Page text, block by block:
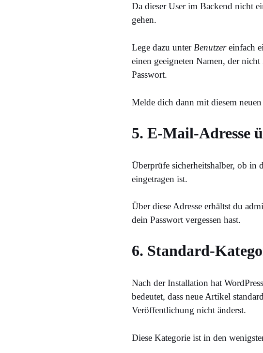
Da dieser User im Backend nicht
gehen.
Lege dazu unter Benutzereinfach
einen geeigneten Namen, der
Passwort.
Melde dich dann mit diesem
5. E-Mail-Adresse
Überprüfe sicherheitshalber, ob in
eingetragen ist.
Über diese Adresse erhältst du
dein Passwort vergessen hast.
6. Standard-
Nach der Installation hat
bedeutet, dass neue Artikel
Veröffentlichung nicht änderst.
Diese Kategorie ist in den